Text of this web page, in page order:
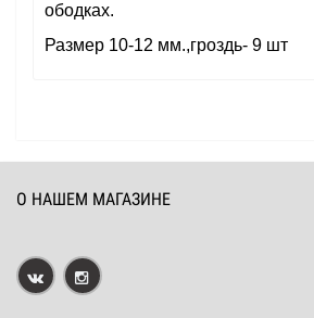
ободках.
Размер 10-12 мм.,гроздь- 9 шт
О НАШЕМ МАГАЗИНЕ